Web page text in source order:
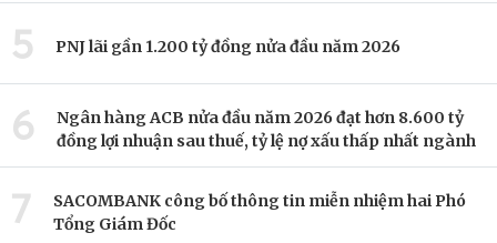
5 PNJ lãi gần 1.200 tỷ đồng nửa đầu năm 2026
6
Ngân hàng ACB nửa đầu năm 2026 đạt hơn 8.600 tỷ
đồng lợi nhuận sau thuế, tỷ lệ nợ xấu thấp nhất ngành
7
SACOMBANK công bố thông tin miễn nhiệm hai Phó
Tổng Giám Đốc